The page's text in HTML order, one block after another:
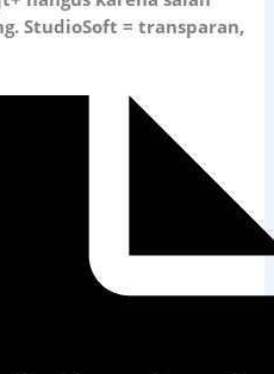
StudioSoft = transparan,